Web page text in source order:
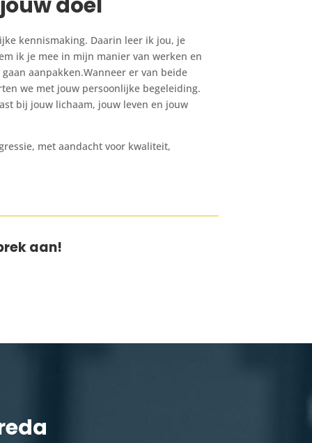
kennismaking. Daarin leer ik jou, je
ik je mee in mijn manier van werken en
aanpakken.Wanneer er van beide
we met jouw persoonlijke begeleiding.
bij jouw lichaam, jouw leven en jouw
met aandacht voor kwaliteit,
aan!